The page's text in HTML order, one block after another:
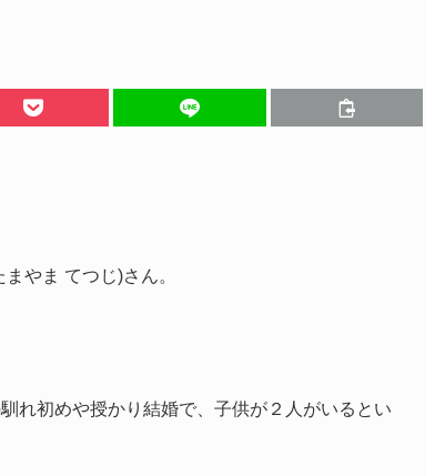
やま てつじ)さん。
れ初めや授かり結婚で、子供が２人がいるとい